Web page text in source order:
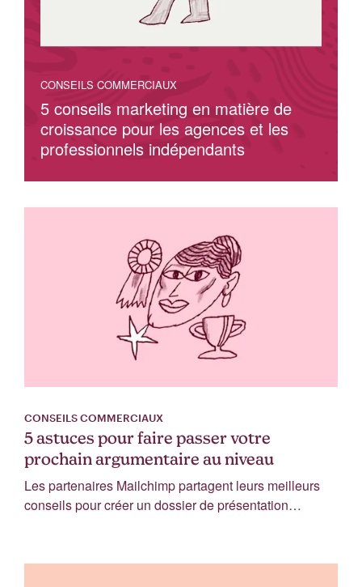
CONSEILS COMMERCIAUX
5 conseils marketing en matière de
croissance pour les agences et les
professionnels indépendants
CONSEILS COMMERCIAUX
5 astuces pour faire passer votre
prochain argumentaire au niveau
supérieur
Les partenaires Mailchimp partagent leurs meilleurs
conseils pour créer un dossier de présentation…